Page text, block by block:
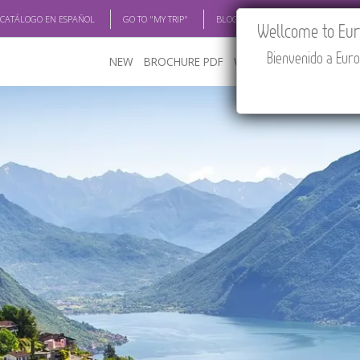
EN ESPAÑOL GO TO "MY TRIP" BLOG
NEW BROCHURE PDF WHERE TO BUY
Wellcome to
Bienvenido a